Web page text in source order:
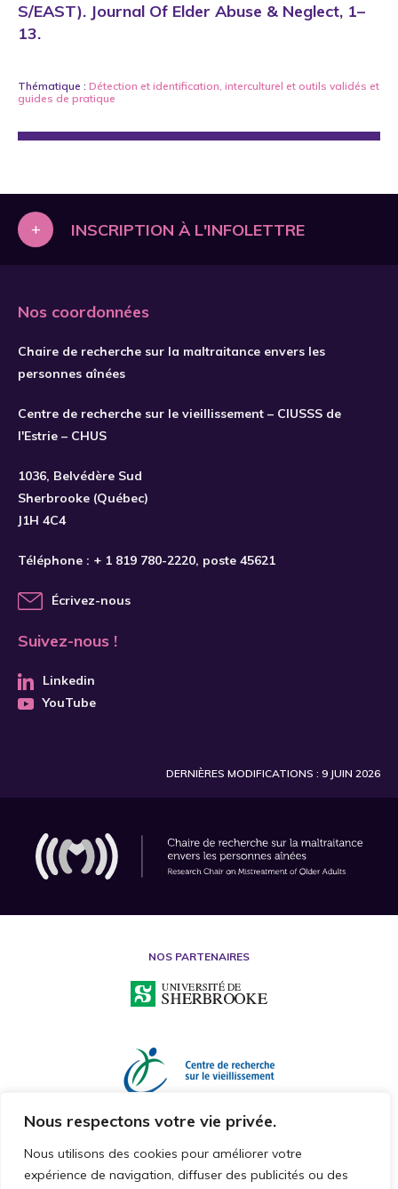
Nous respectons votre vie privée.
Nous utilisons des cookies pour améliorer votre
expérience de navigation, diffuser des publicités ou des
S/EAST). Journal Of Elder Abuse & Neglect, 1–
13.
Thématique : Détection et identification, interculturel et outils validés et
guides de pratique
+ INSCRIPTION À L'INFOLETTRE
Nos coordonnées
Chaire de recherche sur la maltraitance envers les
personnes aînées
Centre de recherche sur le vieillissement – CIUSSS de
l'Estrie – CHUS
1036, Belvédère Sud
Sherbrooke (Québec)
J1H 4C4
Téléphone : + 1 819 780-2220, poste 45621
Écrivez-nous
Suivez-nous !
Linkedin
YouTube
DERNIÈRES MODIFICATIONS : 9 JUIN 2026
NOS PARTENAIRES